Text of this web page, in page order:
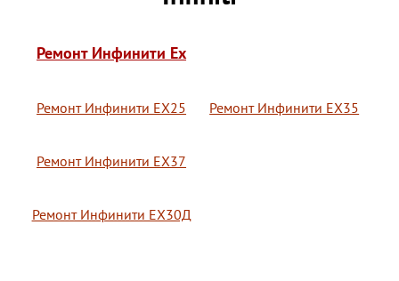
Ремонт Инфинити Ex
Ремонт Инфинити ЕХ25 Ремонт Инфинити ЕХ35
Ремонт Инфинити ЕХ37
Ремонт Инфинити ЕХ30Д